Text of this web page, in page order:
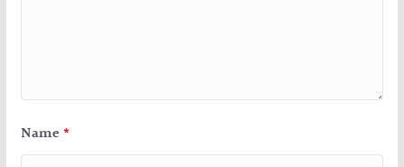
Name *